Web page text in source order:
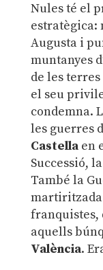
Nules té el
estratègica:
Augusta i
muntanyes
de les terres
el seu
condemna.
les guerres
Castellaen
Successió,
També la
martiritzada
franquistes,
aquells
València.